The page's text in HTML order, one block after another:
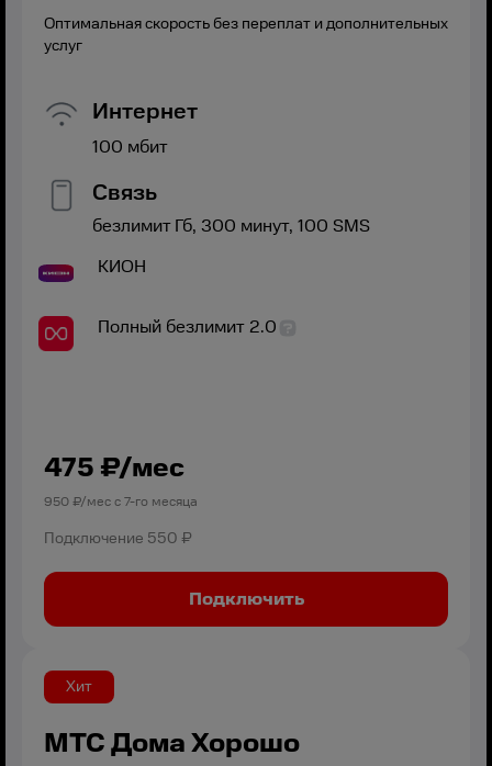
Оптимальная скорость без переплат и дополнительных
услуг
Интернет
100 мбит
Связь
безлимитГб, 300 минут, 100 SMS
КИОН
Полный безлимит 2.0
475 ₽/мес
950₽/мес с7-го месяца
Подключение 550 ₽
Подключить
Хит
МТС Дома Хорошо